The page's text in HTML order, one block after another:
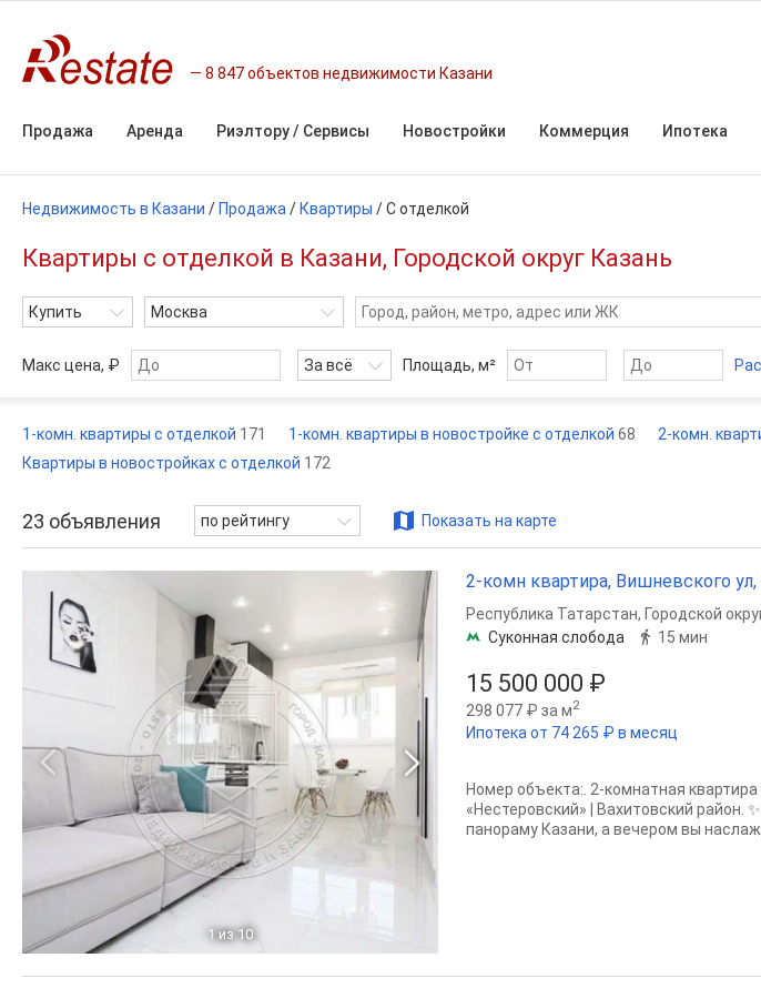
8 847 объектов недвижимости Казани
Продажа Аренда Риэлтору / Сервисы Новостройки Коммерция Ипотека
Недвижимость в Казани / Продажа / Квартиры /С отделкой
Квартиры с отделкой в Казани, Городской округ Казань
Купить Москва
Макс цена, ₽ За всё Площадь, м²
1-комн. квартиры с отделкой 171 1-комн. квартиры в новостройке с отделкой 68 2-комн.
Квартиры в новостройках с отделкой 172
23 объявления по рейтингу Показать на карте
1 из 10
2-комн квартира, Вишневского ул,
15 500 000 ₽
298 077 ₽ за м2
Ипотека от 74 265 ₽ в месяц
Республика Татарстан, Городской
Суконная слобода
15 мин
Номер объекта:. 2-комнатная
«Нестеровский» | Вахитовский район.
панораму Казани, а вечером вы